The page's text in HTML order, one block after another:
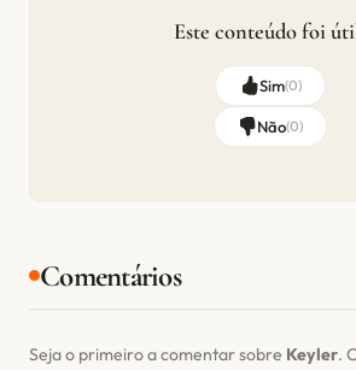
Este conteúdo foi
Sim(0)
Não(0)
Comentários
Seja o primeiro a comentar sobre Keyler.